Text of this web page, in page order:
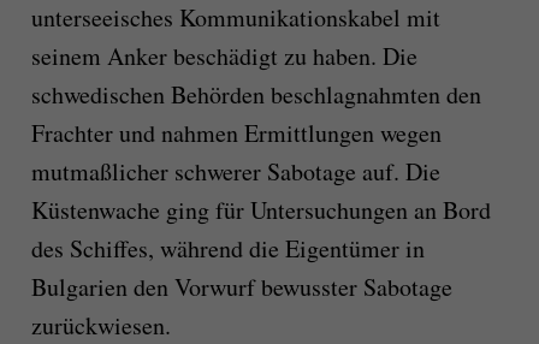
unterseeisches Kommunikationskabel mit
seinem Anker beschädigt zu haben. Die
schwedischen Behörden beschlagnahmten den
Frachter und nahmen Ermittlungen wegen
mutmaßlicher schwerer Sabotage auf. Die
Küstenwache ging für Untersuchungen an Bord
des Schiffes, während die Eigentümer in
Bulgarien den Vorwurf bewusster Sabotage
zurückwiesen.